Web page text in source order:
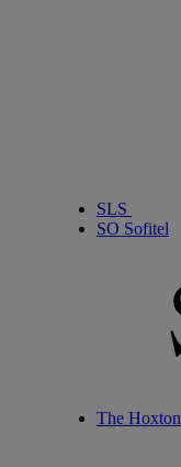
SLS
SO Sofitel
The Hoxton